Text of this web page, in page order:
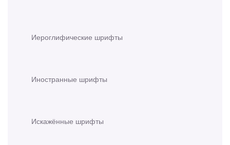
Иероглифические шрифты
Иностранные шрифты
Искажённые шрифты